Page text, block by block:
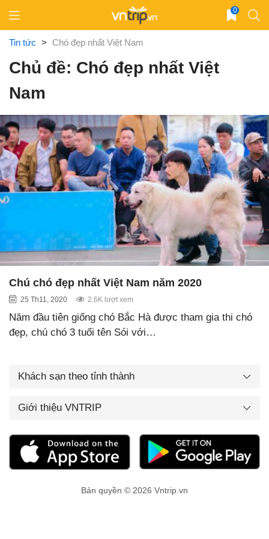
content
0
Tin tức > Chó đẹp nhất Việt Nam
Chủ đề: Chó đẹp nhất Việt
Nam
Chú chó đẹp nhất Việt Nam năm 2020
25 Th11, 2020 2.6K lượt xem
Năm đầu tiên giống chó Bắc Hà được tham gia thi chó
đẹp, chú chó 3 tuổi tên Sói với…
Khách sạn theo tỉnh thành
Giới thiệu VNTRIP
Bản quyền © 2026 Vntrip.vn